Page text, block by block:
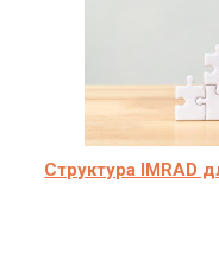
Структура IMRAD